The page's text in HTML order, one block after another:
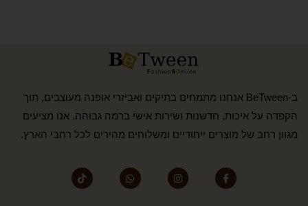
ב-BeTween אנחנו מתמחים בתיקים ואביזרי אופנה מעוצבים, תוך
הקפדה על איכות, חדשנות ושירות אישי ברמה גבוהה. אנו מציעים
מגוון רחב של מוצרים ייחודיים ומשלוחים מהירים לכל רחבי הארץ.